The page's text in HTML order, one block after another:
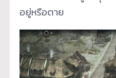
อยู่หรือตาย